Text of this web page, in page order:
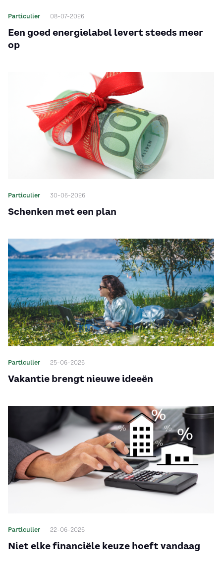
Een goed energielabel levert steeds meer
op
Particulier 08-07-2026
Schenken met een plan
Particulier 30-06-2026
Vakantie brengt nieuwe ideeën
Particulier 25-06-2026
Niet elke financiële keuze hoeft vandaag
Particulier 22-06-2026